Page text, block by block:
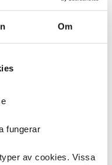
Om
fungerar
av cookies. Vissa
1500sid 106R01464